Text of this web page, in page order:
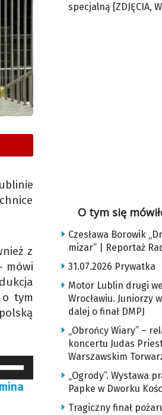
z
mówi
tym
specjalną [ZDJĘCIA,
O tym się
Czesława Borowik
mizar” | Reportaż
31.07.2026 Prywatka
Motor Lublin drugi we
Wrocławiu. Juniorzy
dalej o finał DMPJ
„Obrońcy Wiary” –
koncertu Judas
Warszawskim
„Ogrody”. Wystawa
Papke w Dworku
Tragiczny finał